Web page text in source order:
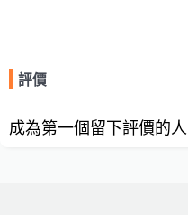
評價
成為第一個留下評價的人